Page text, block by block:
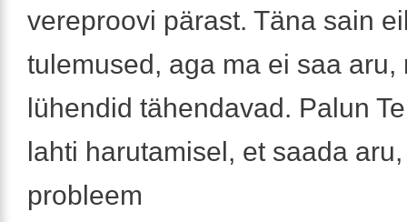
vereproovi pärast. Täna sain
tulemused, aga ma ei saa aru,
lühendid tähendavad. Palun
lahti harutamisel, et saada
probleem